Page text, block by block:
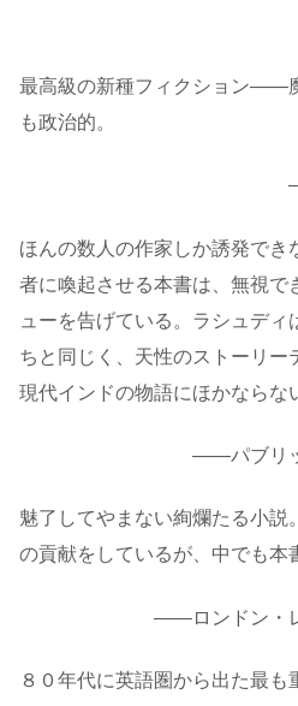
最高級の新種フィクション――
も政治的。
ほんの数人の作家しか誘発でき
者に喚起させる本書は、無視で
ューを告げている。ラシュディ
ちと同じく、天性のストーリー
現代インドの物語にほかならな
――パブリ
魅了してやまない絢爛たる小説
の貢献をしているが、中でも本
――ロンドン・
８０年代に英語圏から出た最も